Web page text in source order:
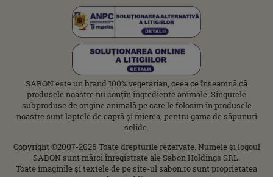
SABON este un brand 100% vegetarian, ceea ce înseamnă că
produsele noastre nu conțin ingrediente animale. Singurele
subproduse de origine animală pe care le folosim în produsele
noastre sunt laptele de capră și mierea, pentru gama de săpunuri
solide.
Copyright ©2007-2026 Toate drepturile rezervate. Numele şi logoul
SABON sunt mărci înregistrate ale Sabon Holdings SRL.
Toate imaginile şi textele de pe site-ul sabon.ro sunt proprietatea